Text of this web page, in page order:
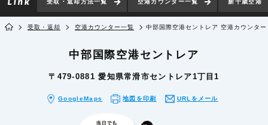
受取・返却方法一覧 空港カウンター一覧 新千歳空港
受取・返却 空港カウンター一覧 中部国際空港セントレア 空港カウンター
中部国際空港セントレア
〒479-0881 愛知県常滑市セントレア1丁目1
GoogleMaps 地図を印刷 URLをメール